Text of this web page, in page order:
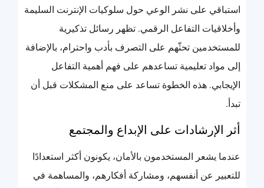
استباقي على نشر الوعي حول سلوكيات الإنترنت السليمة
وأخلاقيات التفاعل الرقمي. تظهر رسائل تذكيرية
للمستخدمين تحثّهم على التصرف بأدب واحترام، بالإضافة
إلى مواد تعليمية تساعدهم على فهم أهمية التفاعل
الإيجابي. هذه الخطوة تساعد على منع المشكلات قبل أن
تبدأ.
أثر الإرشادات على الإبداع والمجتمع
عندما يشعر المستخدمون بالأمان، يكونون أكثر استعدادًا
للتعبير عن أنفسهم، ومشاركة أفكارهم، والمساهمة في